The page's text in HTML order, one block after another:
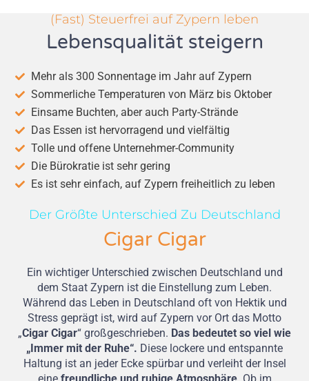
(Fast) Steuerfrei auf Zypern leben
Lebensqualität steigern
Mehr als 300 Sonnentage im Jahr auf Zypern
Sommerliche Temperaturen von März bis Oktober
Einsame Buchten, aber auch Party-Strände
Das Essen ist hervorragend und vielfältig
Tolle und offene Unternehmer-Community
Die Bürokratie ist sehr gering
Es ist sehr einfach, auf Zypern freiheitlich zu leben
Der Größte Unterschied Zu Deutschland
Cigar Cigar
Ein wichtiger Unterschied zwischen Deutschland und
dem Staat Zypern ist die Einstellung zum Leben.
Während das Leben in Deutschland oft von Hektik und
Stress geprägt ist, wird auf Zypern vor Ort das Motto
„Cigar Cigar“ großgeschrieben. Das bedeutet so viel wie
„Immer mit der Ruhe“. Diese lockere und entspannte
Haltung ist an jeder Ecke spürbar und verleiht der Insel